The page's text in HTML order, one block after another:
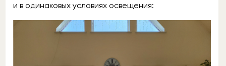
и в одинаковых условиях освещения: